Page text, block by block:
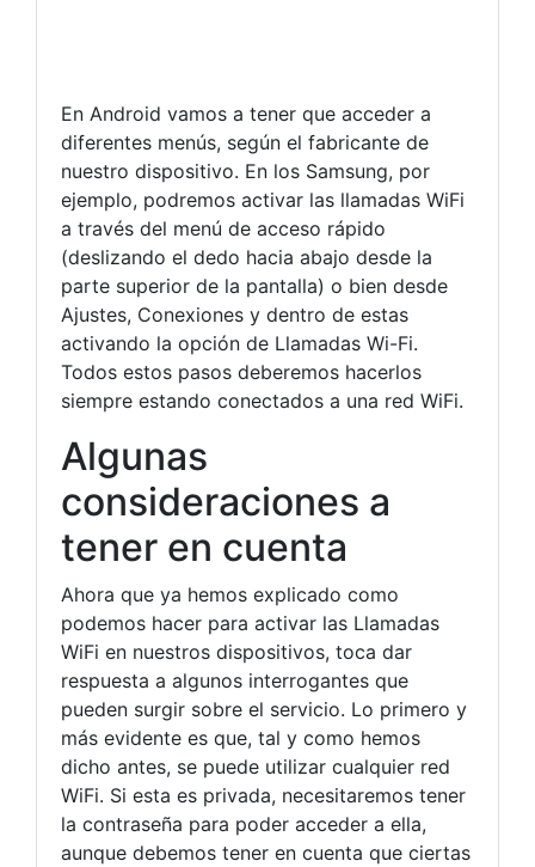
En Android vamos a tener que acceder a
diferentes menús, según el fabricante de
nuestro dispositivo. En los Samsung, por
ejemplo, podremos activar las llamadas WiFi
a través del menú de acceso rápido
(deslizando el dedo hacia abajo desde la
parte superior de la pantalla) o bien desde
Ajustes, Conexiones y dentro de estas
activando la opción de Llamadas Wi-Fi.
Todos estos pasos deberemos hacerlos
siempre estando conectados a una red WiFi.
Algunas
consideraciones a
tener en cuenta
Ahora que ya hemos explicado como
podemos hacer para activar las Llamadas
WiFi en nuestros dispositivos, toca dar
respuesta a algunos interrogantes que
pueden surgir sobre el servicio. Lo primero y
más evidente es que, tal y como hemos
dicho antes, se puede utilizar cualquier red
WiFi. Si esta es privada, necesitaremos tener
la contraseña para poder acceder a ella,
aunque debemos tener en cuenta que ciertas